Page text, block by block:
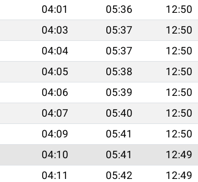
04:01 05:36 12:50
04:03 05:37 12:50
04:04 05:37 12:50
04:05 05:38 12:50
04:06 05:39 12:50
04:07 05:40 12:50
04:09 05:41 12:50
04:10 05:41 12:49
04:11 05:42 12:49